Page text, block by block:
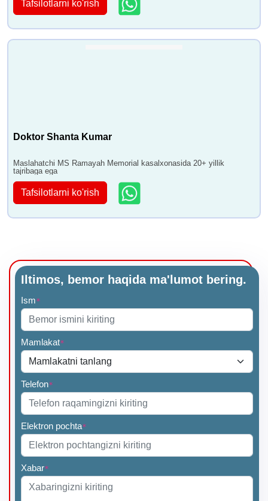
Tafsilotlarni ko'rish
Doktor Shanta Kumar
Maslahatchi MS Ramayah Memorial kasalxonasida 20+ yillik
tajribaga ega
Tafsilotlarni ko'rish
Iltimos, bemor haqida ma'lumot bering.
Ism*
Mamlakat*
Telefon*
Elektron pochta*
Xabar*